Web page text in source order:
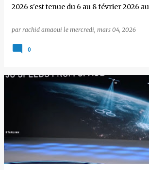
2026 s'est tenue du 6 au 8 février 2026
par rachid amaoui le mercredi, mars 04, 2026
0